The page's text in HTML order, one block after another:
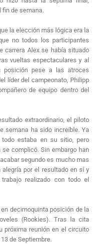
fin de semana.
la elección más lógica era la
no todos los participantes
carrera Alex se había situado
vueltas espectaculares y al
posición pese a las atroces
líder del campeonato, Philipp
de equipo dentro del
extraordinario, el piloto
semana ha sido increíble. Ya
estaba en su sitio, pero
complicó. Sin embargo han
segundo es mucho mas
por el resultado en sí y
realizado con todo el
decimoquinta posición de la
(Rookies). Tras la cita
próxima reunión en el circuito
de Septiembre.